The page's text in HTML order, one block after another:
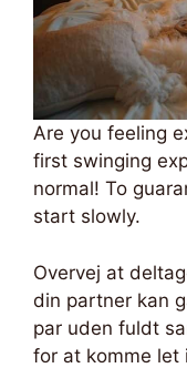
Are you feeling
first swinging
normal! To
start slowly.
Overvej at
din partner kan
par uden fuldt
for at komme let